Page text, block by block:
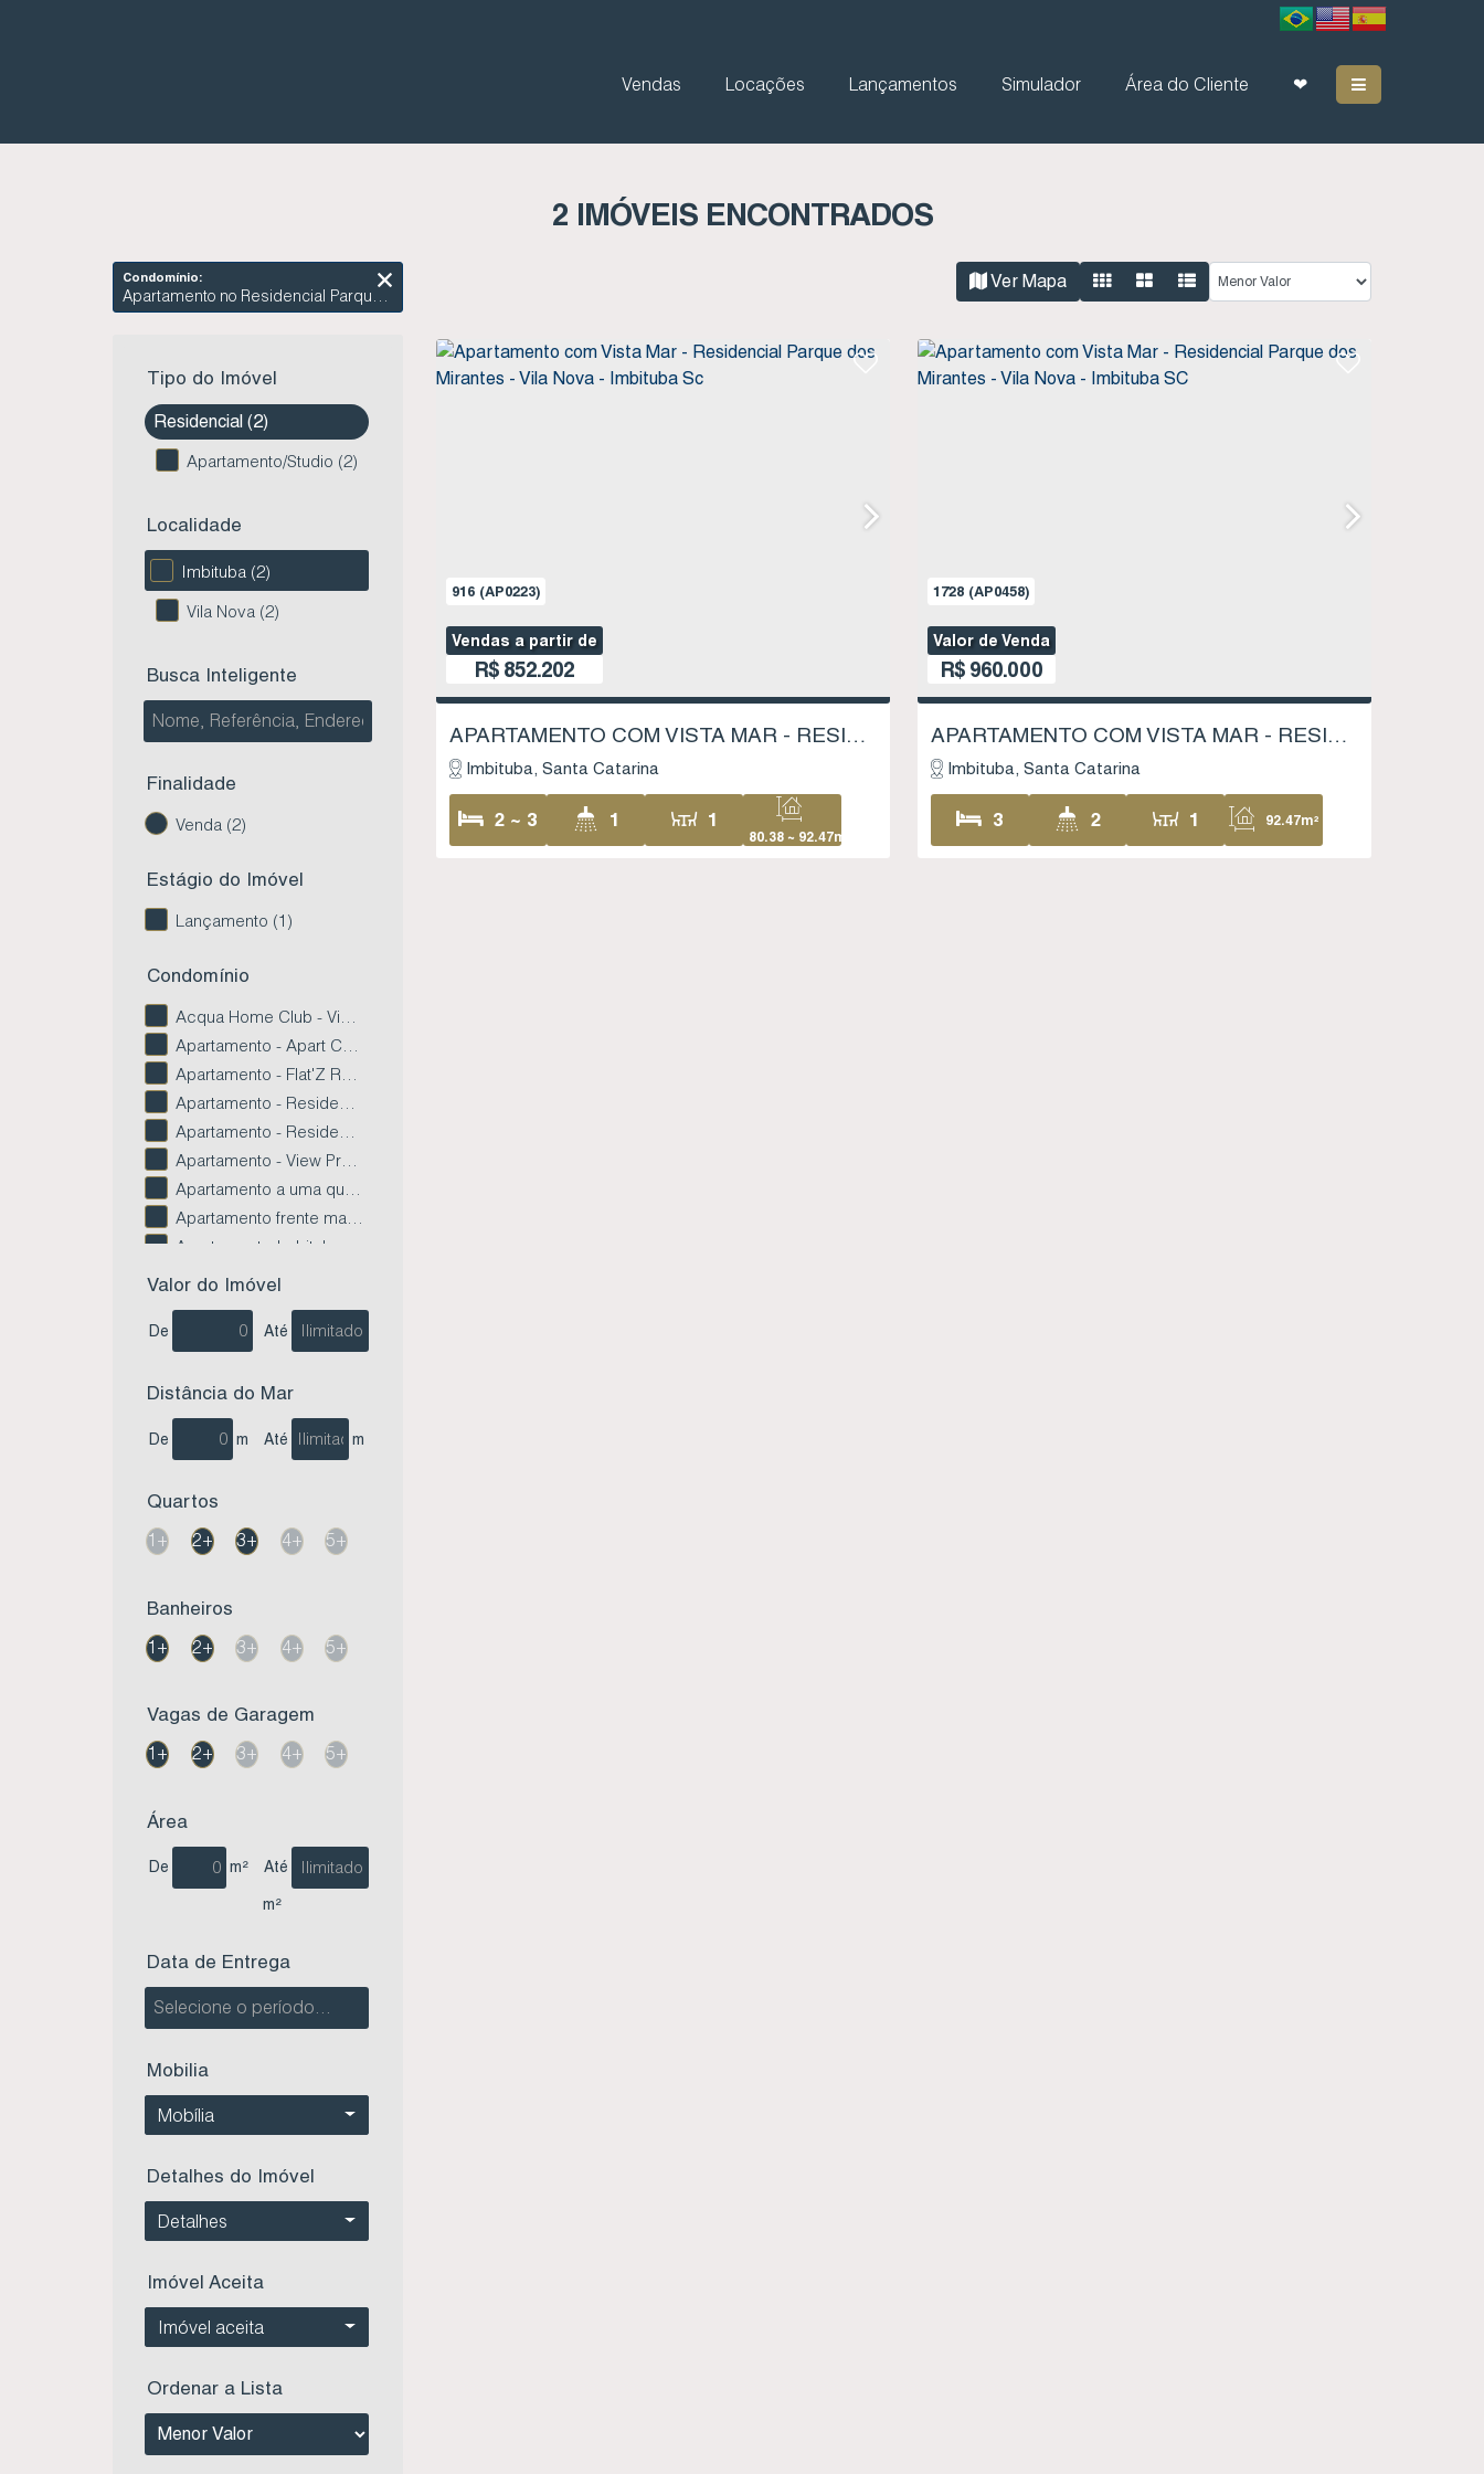
❤
Área do Cliente
Simulador
Lançamentos
Locações
Vendas
2 IMÓVEIS ENCONTRADOS
Condomínio:
Apartamento no Residencial Parque dos Mirantes - Vila Nova - Imbituba SC
Tipo do Imóvel
Residencial (2)
Apartamento/Studio (2)
Localidade
Imbituba (2)
Vila Nova (2)
Busca Inteligente
Finalidade
Venda (2)
Estágio do Imóvel
Lançamento (1)
Condomínio
Acqua Home Club - Vista Mar - Centro - Imbituba SC (15)
Apartamento - Apart Cauda da Baleia - Limpa - Garopaba SC (4)
Apartamento - Flat'Z Residence - Paes Leme - Imbituba Sc (2)
Apartamento - Residencial Bellas Artes - Centro - Imbituba SC (3)
Apartamento - Residencial Tenerife - Campo Duna - Imbituba SC (1)
Apartamento - View Praia da Vila - Vila Nova - Imbituba Sc (2)
Apartamento a uma quadra do Mar - Villa Del Mar - Centro de Imbituba SC (3)
Apartamento frente mar - Residencial O Jangadeiro - Centro - Imbituba SC (1)
Apartamento no Edifício Atlantic - Centro - Imbituba SC (2)
Apartamento no Edifício Prime Tower - Village - Imbituba SC (1)
Apartamento no Residencial Águas do Rosa - Ibiraquera - Imbituba SC (1)
Apartamento no Residencial Costa do Sol - Centro- Imbituba SC (1)
Apartamento no Residencial Mirante das Ilhas - Centro - Imbituba SC (1)
Apartamento no Residencial Praia da Vila - Centro - Imbituba SC (1)
Apartamento no Residencial Safira - Paes Leme - Imbituba SC (1)
Apartamento no Residencial Simon - Centro - Imbituba Sc (1)
Apartamento perto da praia - Residencial Laura Helena - Centro - Imbituba SC (1)
Apartamento próximo a Praia - Residencial Renê Antônio Pires - Centro - Imbituba SC (2)
Apartamento próximo à Praia da Vila - Pérgamo Residence - Centro - Imbituba SC (1)
Apartamento Residencial Gran Ville - Centro - Imbituba SC (1)
Apartamento Residencial Porto da Vila - Centro - Imbituba SC (1)
Apartamentos no Residencial Brisas do Atlântico - Campo D'Aviação - Imbituba SC (1)
Valor do Imóvel
De Até
Distância do Mar
De m Até m
Quartos
1+
2+ 3+ 4+ 5+
Banheiros
1+
2+ 3+ 4+ 5+
Vagas de Garagem
1+
2+ 3+ 4+ 5+
Área
De m² Até
m²
Data de Entrega
Mobilia
Mobília
Detalhes do Imóvel
Detalhes
Imóvel Aceita
Imóvel aceita
Ordenar a Lista
Ver Mapa
916 (AP0223)
R$852.202
Vendas a partir de
APARTAMENTO COM VISTA MAR - RESIDENCIAL PARQUE DOS MIRANTES - VILA NOVA - IMBITUBA SC
Imbituba Santa Catarina
2 ~ 3 1
80.38~ 92.47m²
1
1728 (AP0458)
R$960.000
Valor de Venda
APARTAMENTO COM VISTA MAR - RESIDENCIAL PARQUE DOS MIRANTES - VILA NOVA - IMBITUBA SC
Imbituba Santa Catarina
3 2 92.47m²
1